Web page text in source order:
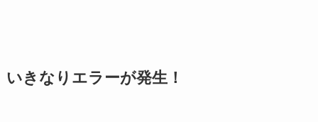
いきなりエラーが発生！